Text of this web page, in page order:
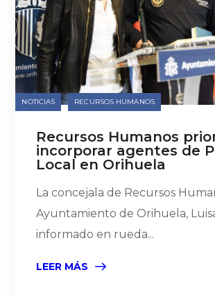
NOTICIAS RECURSOS HUMANOS
Recursos Humanos
incorporar agentes de
Local en Orihuela
La concejala de Recursos
Ayuntamiento de Orihuela,
informado en rueda...
LEER MÁS